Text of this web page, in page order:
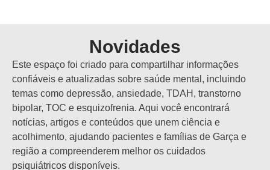
Novidades
Este espaço foi criado para compartilhar informações
confiáveis e atualizadas sobre saúde mental, incluindo
temas como depressão, ansiedade, TDAH, transtorno
bipolar, TOC e esquizofrenia. Aqui você encontrará
notícias, artigos e conteúdos que unem ciência e
acolhimento, ajudando pacientes e famílias de Garça e
região a compreenderem melhor os cuidados
psiquiátricos disponíveis.